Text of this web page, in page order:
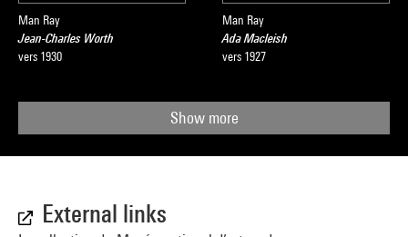
Man Ray
Jean-Charles Worth
vers 1930
Man Ray
Ada Macleish
vers 1927
Show more
External links